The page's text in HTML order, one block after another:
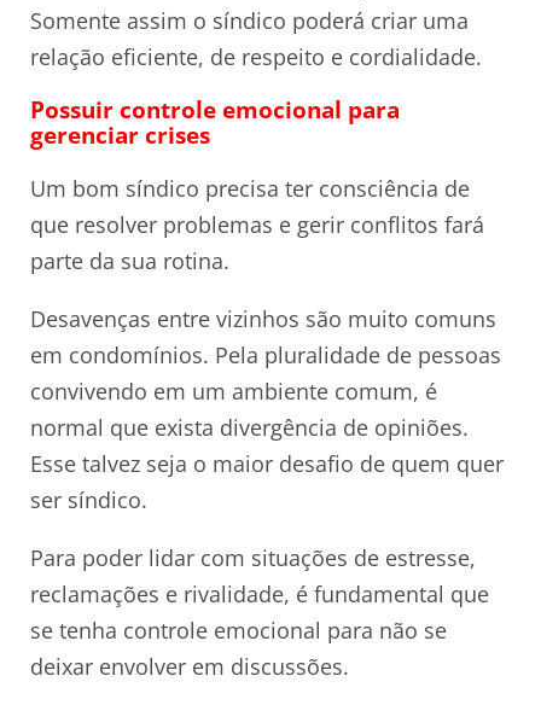
Somente assim o síndico poderá criar uma
relação eficiente, de respeito e cordialidade.
Possuir controle emocional para
gerenciar crises
Um bom síndico precisa ter consciência de
que resolver problemas e gerir conflitos fará
parte da sua rotina.
Desavenças entre vizinhos são muito comuns
em condomínios. Pela pluralidade de pessoas
convivendo em um ambiente comum, é
normal que exista divergência de opiniões.
Esse talvez seja o maior desafio de quem quer
ser síndico.
Para poder lidar com situações de estresse,
reclamações e rivalidade, é fundamental que
se tenha controle emocional para não se
deixar envolver em discussões.